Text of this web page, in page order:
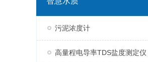
污泥浓度计
高量程电导率TDS盐度测定仪